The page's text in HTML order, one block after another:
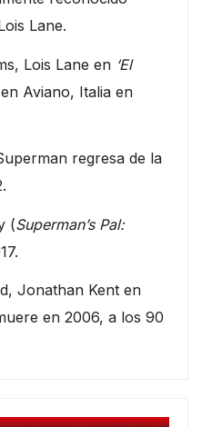
Lane.
Lois Lane en ‘El
Aviano, Italia en
regresa de la
(Superman’s Pal:
Jonathan Kent en
en 2006, a los 90